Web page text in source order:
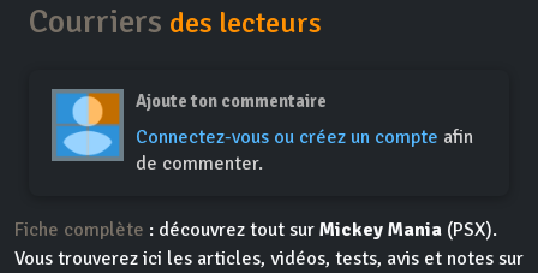
Courriers des lecteurs
Ajoute ton commentaire
Connectez-vous ou créez un compte afin
de commenter.
Fiche complète : découvrez tout sur Mickey Mania (PSX).
Vous trouverez ici les articles, vidéos, tests, avis et notes sur